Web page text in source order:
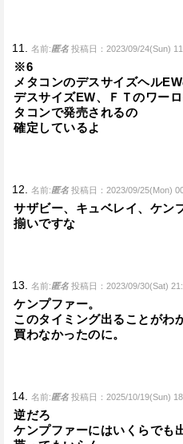
11. 名前:匿名 投稿日：2023/09/24(Sun)
※6
メタコンのデスサイズヘル
デスサイズEW、ＦＴのワー
タコンで発売されるの
確定しているよ
12. 名前:匿名 投稿日：2023/09/25(Mon)
サザビー、キュベレイ、ケン
揃いですな
13. 名前:匿名 投稿日：2023/09/30(Sat)
ケンプファー。
このタイミング出ることがわ
買わなかったのに。
14. 名前:匿名 投稿日：2025/10/19(Sun)
逆だろ
ケンプファーにはいくらでも